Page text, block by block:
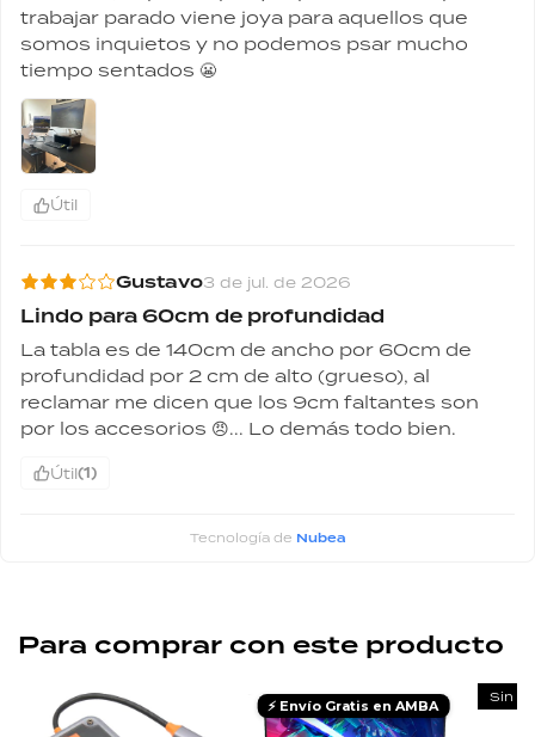
trabajar parado viene joya para aquellos que
somos inquietos y no podemos psar mucho
tiempo sentados 😬
Útil
Gustavo3 de jul. de 2026
Lindo para 60cm de profundidad
La tabla es de 140cm de ancho por 60cm de
profundidad por 2 cm de alto (grueso), al
reclamar me dicen que los 9cm faltantes son
por los accesorios 😠... Lo demás todo bien.
Útil(1)
Tecnología de Nubea
Para comprar con este producto
⚡ Envío Gratis en AMBA
Sin